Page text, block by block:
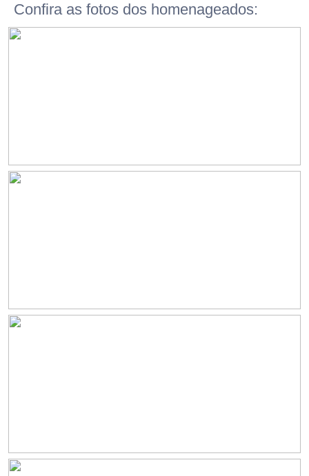
Confira as fotos dos homenageados: